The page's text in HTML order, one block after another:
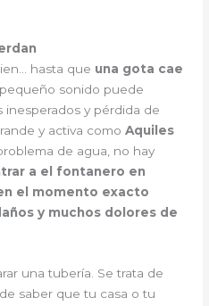
hasta que una gota cae
sonido puede
inesperados y pérdida de
y activa comoAquiles
de agua, no hay
a el fontanero en
el momento exacto
y muchos dolores de
una tubería. Se trata de
, de saber que tu casa o tu